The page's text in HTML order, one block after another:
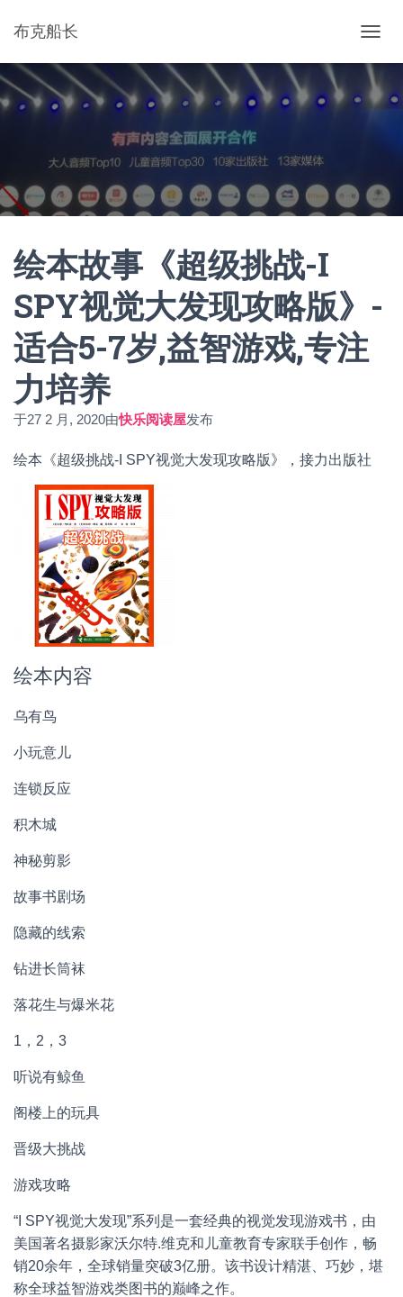
布克船长
换
导
航
绘本故事《超级挑战-I
SPY视觉大发现攻略版》-
适合5-7岁,益智游戏,专注
力培养
于27 2 月, 2020由快乐阅读屋发布
绘本《超级挑战-I SPY视觉大发现攻略版》，接力出版社
绘本内容
乌有鸟
小玩意儿
连锁反应
积木城
神秘剪影
故事书剧场
隐藏的线索
钻进长筒袜
落花生与爆米花
1，2，3
听说有鲸鱼
阁楼上的玩具
晋级大挑战
游戏攻略
“I SPY视觉大发现”系列是一套经典的视觉发现游戏书，由
美国著名摄影家沃尔特.维克和儿童教育专家联手创作，畅
销20余年，全球销量突破3亿册。该书设计精湛、巧妙，堪
称全球益智游戏类图书的巅峰之作。